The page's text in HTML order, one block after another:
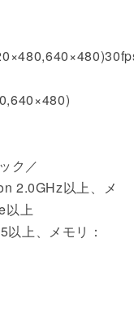
ク／
2.0GHz以上、メ
以上
上、メモリ：